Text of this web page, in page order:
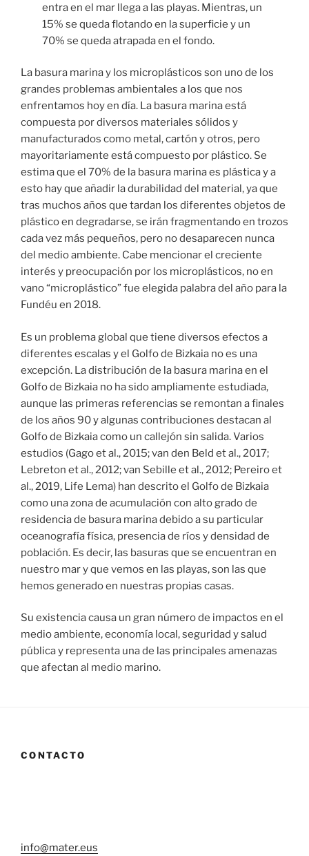
entra en el mar llega a las playas. Mientras, un
15% se queda flotando en la superficie y un
70% se queda atrapada en el fondo.
La basura marina y los microplásticos son uno de los
grandes problemas ambientales a los que nos
enfrentamos hoy en día. La basura marina está
compuesta por diversos materiales sólidos y
manufacturados como metal, cartón y otros, pero
mayoritariamente está compuesto por plástico. Se
estima que el 70% de la basura marina es plástica y a
esto hay que añadir la durabilidad del material, ya que
tras muchos años que tardan los diferentes objetos de
plástico en degradarse, se irán fragmentando en trozos
cada vez más pequeños, pero no desaparecen nunca
del medio ambiente. Cabe mencionar el creciente
interés y preocupación por los microplásticos, no en
vano “microplástico” fue elegida palabra del año para la
Fundéu en 2018.
Es un problema global que tiene diversos efectos a
diferentes escalas y el Golfo de Bizkaia no es una
excepción. La distribución de la basura marina en el
Golfo de Bizkaia no ha sido ampliamente estudiada,
aunque las primeras referencias se remontan a finales
de los años 90 y algunas contribuciones destacan al
Golfo de Bizkaia como un callejón sin salida. Varios
estudios (Gago et al., 2015; van den Beld et al., 2017;
Lebreton et al., 2012; van Sebille et al., 2012; Pereiro et
al., 2019, Life Lema) han descrito el Golfo de Bizkaia
como una zona de acumulación con alto grado de
residencia de basura marina debido a su particular
oceanografía física, presencia de ríos y densidad de
población. Es decir, las basuras que se encuentran en
nuestro mar y que vemos en las playas, son las que
hemos generado en nuestras propias casas.
Su existencia causa un gran número de impactos en el
medio ambiente, economía local, seguridad y salud
pública y representa una de las principales amenazas
que afectan al medio marino.
CONTACTO
info@mater.eus